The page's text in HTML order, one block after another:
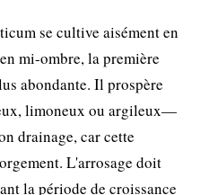
se cultive aisément en
mi-ombre, la première
abondante. Il prospère
limoneux ou argileux—
drainage, car cette
L'arrosage doit
la période de croissance